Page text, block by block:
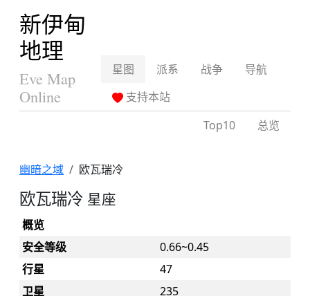
新伊甸
地理
Eve Map
Online
星图 派系 战争
导航
支持本站
总览
Top10
幽暗之域 欧瓦瑞冷
欧瓦瑞冷 星座
概览
安全等级
0.66~0.45
行星
47
卫星
235